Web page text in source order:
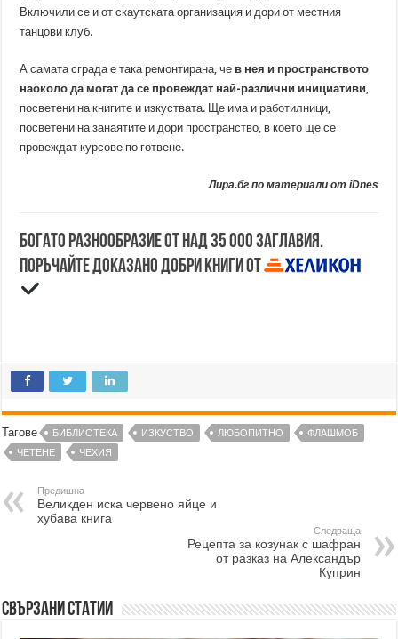
Включили се и от скаутската организация и дори от местния
танцови клуб.
А самата сграда е така ремонтирана, че в нея и пространството
наоколо да могат да се провеждат най-различни инициативи
посветени на книгите и изкуствата. Ще има и работилници,
посветени на занаятите и дори пространство, в което ще се
провеждат курсове по готвене.
Лира.бг по материали от iDnes
Богато разнообразие от над 35 000 заглавия.
Поръчайте доказано добри книги от
Тагове БИБЛИОТЕКА ИЗКУСТВО ЛЮБОПИТНО
ФЛАШМОБ
ЧЕТЕНЕ
ЧЕХИЯ
Предишна
Великден иска червено яйце и
хубава книга
Следваща
Рецепта за козунак с шафран
от разказ на Александър
Куприн
Свързани статии